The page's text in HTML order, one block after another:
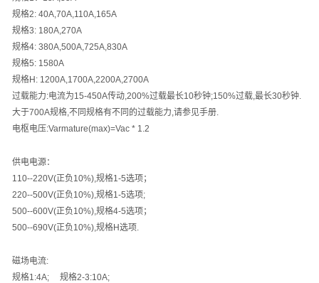
规格2: 40A,70A,110A,165A
规格3: 180A,270A
规格4: 380A,500A,725A,830A
规格5: 1580A
规格H: 1200A,1700A,2200A,2700A
过载能力:电流为15-450A传动 ,200%过载最长10秒钟;150%过载 最长30秒钟
大于700A规格 不同规格有不同的过载能力 请参见手册
电枢电压:Varmature(max)=Vac * 1.2
供电电源：
110--220V(正负 10%), 规格1-5选项；
220--500V(正负 10%), 规格1-5选项;
500--600V(正负 10%), 规格4-5选项；
500--690V(正负 10%), 规格H选项
磁场电流:
规格1:4A; 规格2-3:10A;